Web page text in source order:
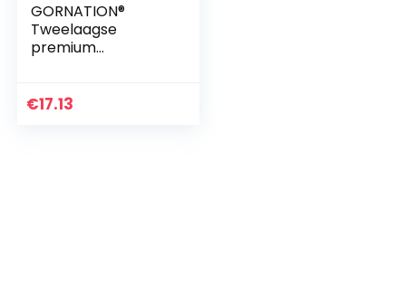
GORNATION®
Tweelaagse
premium
tas – De
€17.13